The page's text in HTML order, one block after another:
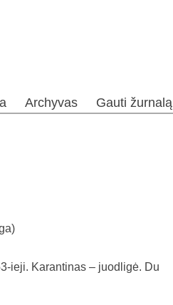
Archyvas Gauti žurnalą
ieji. Karantinas – juodligė. Du